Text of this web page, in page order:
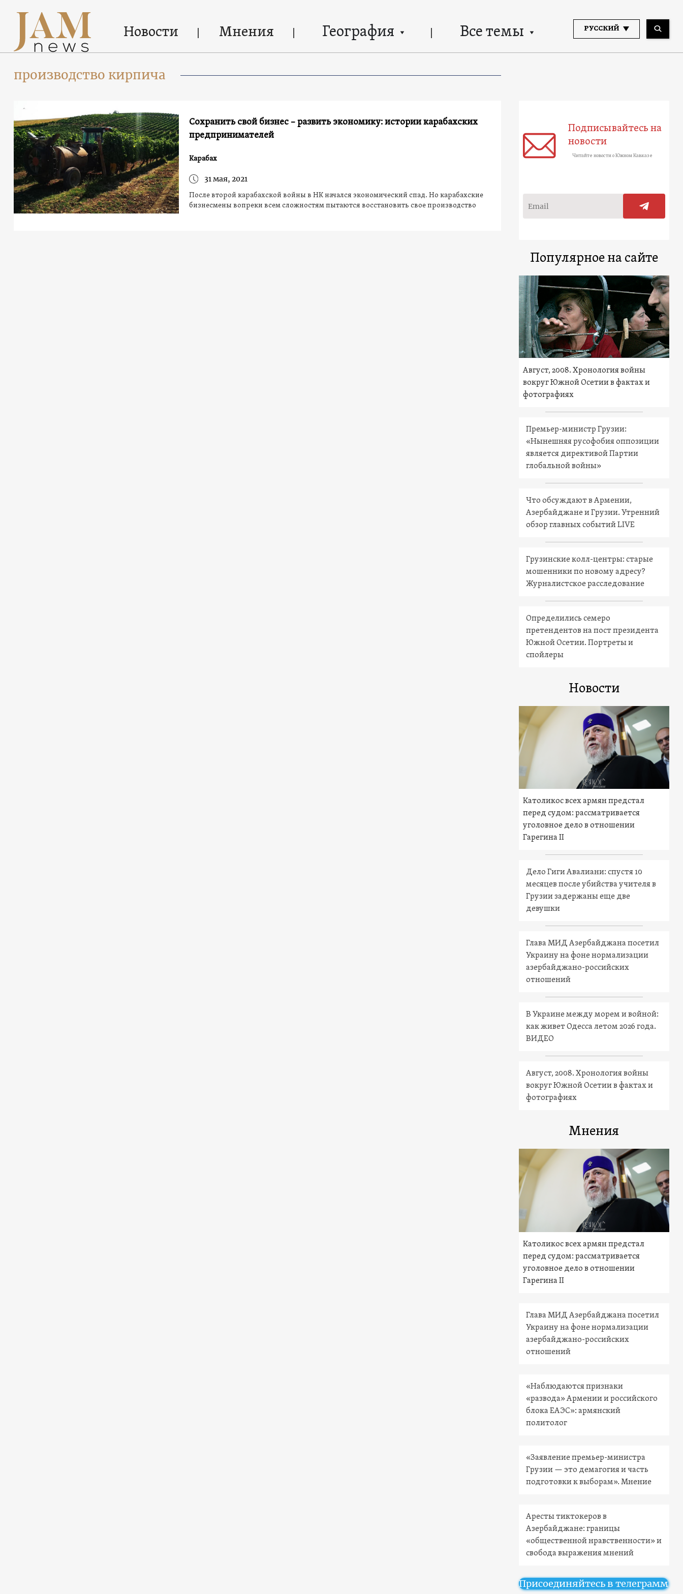
Новости Мнения География Все темы РУССКИЙ
производство кирпича
Сохранить свой бизнес – развить экономику: истории карабахских
предпринимателей
Карабах
31 мая, 2021
После второй карабахской войны в НК начался экономический спад. Но карабахские
бизнесмены вопреки всем сложностям пытаются восстановить свое производство
Подписывайтесь на
новости
Читайте новости о Южном Кавказе
Популярное на сайте
Август, 2008. Хронология войны
вокруг Южной Осетии в фактах и
фотографиях
Премьер-министр Грузии:
«Нынешняя русофобия оппозиции
является директивой Партии
глобальной войны»
Что обсуждают в Армении,
Азербайджане и Грузии. Утренний
обзор главных событий LIVE
Грузинские колл-центры: старые
мошенники по новому адресу?
Журналистское расследование
Определились семеро
претендентов на пост президента
Южной Осетии. Портреты и
спойлеры
Новости
Католикос всех армян предстал
перед судом: рассматривается
уголовное дело в отношении
Гарегина II
Дело Гиги Авалиани: спустя 10
месяцев после убийства учителя в
Грузии задержаны еще две
девушки
Глава МИД Азербайджана посетил
Украину на фоне нормализации
азербайджано-российских
отношений
В Украине между морем и войной:
как живет Одесса летом 2026 года.
ВИДЕО
Август, 2008. Хронология войны
вокруг Южной Осетии в фактах и
фотографиях
Мнения
Католикос всех армян предстал
перед судом: рассматривается
уголовное дело в отношении
Гарегина II
Глава МИД Азербайджана посетил
Украину на фоне нормализации
азербайджано-российских
отношений
«Наблюдаются признаки
«развода» Армении и российского
блока ЕАЭС»: армянский
политолог
«Заявление премьер-министра
Грузии — это демагогия и часть
подготовки к выборам». Мнение
Аресты тиктокеров в
Азербайджане: границы
«общественной нравственности» и
свобода выражения мнений
Присоединяйтесь в телеграмм